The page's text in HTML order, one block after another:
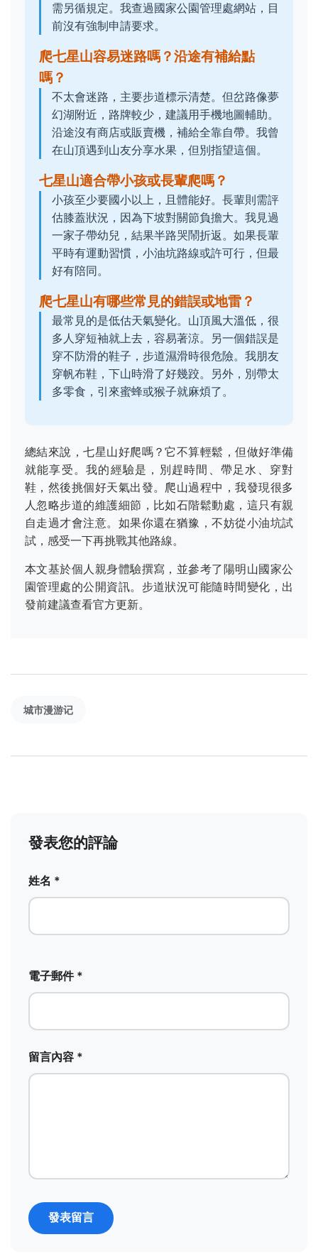
需另循規定。我查過國家公園管理處網站，目
前沒有強制申請要求。
爬七星山容易迷路嗎？沿途有補給點
嗎？
不太會迷路，主要步道標示清楚。但岔路像夢
幻湖附近，路牌較少，建議用手機地圖輔助。
沿途沒有商店或販賣機，補給全靠自帶。我曾
在山頂遇到山友分享水果，但別指望這個。
七星山適合帶小孩或長輩爬嗎？
小孩至少要國小以上，且體能好。長輩則需評
估膝蓋狀況，因為下坡對關節負擔大。我見過
一家子帶幼兒，結果半路哭鬧折返。如果長輩
平時有運動習慣，小油坑路線或許可行，但最
好有陪同。
爬七星山有哪些常見的錯誤或地雷？
最常見的是低估天氣變化。山頂風大溫低，很
多人穿短袖就上去，容易著涼。另一個錯誤是
穿不防滑的鞋子，步道濕滑時很危險。我朋友
穿帆布鞋，下山時滑了好幾跤。另外，別帶太
多零食，引來蜜蜂或猴子就麻煩了。
總結來說，七星山好爬嗎？它不算輕鬆，但做好準備
就能享受。我的經驗是，別趕時間、帶足水、穿對
鞋，然後挑個好天氣出發。爬山過程中，我發現很多
人忽略步道的維護細節，比如石階鬆動處，這只有親
自走過才會注意。如果你還在猶豫，不妨從小油坑試
試，感受一下再挑戰其他路線。
本文基於個人親身體驗撰寫，並參考了陽明山國家公
園管理處的公開資訊。步道狀況可能隨時間變化，出
發前建議查看官方更新。
城市漫游记
發表您的評論
姓名 *
電子郵件 *
留言內容 *
發表留言